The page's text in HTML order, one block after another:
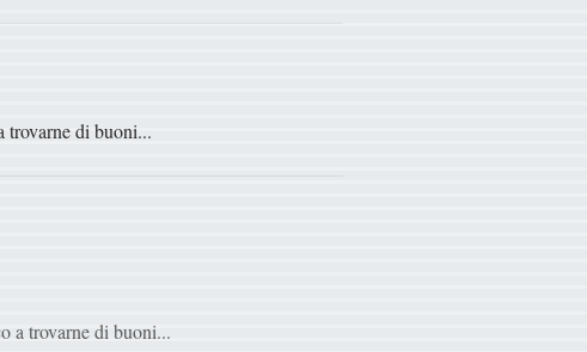
trovarne di buoni...
a trovarne di buoni...